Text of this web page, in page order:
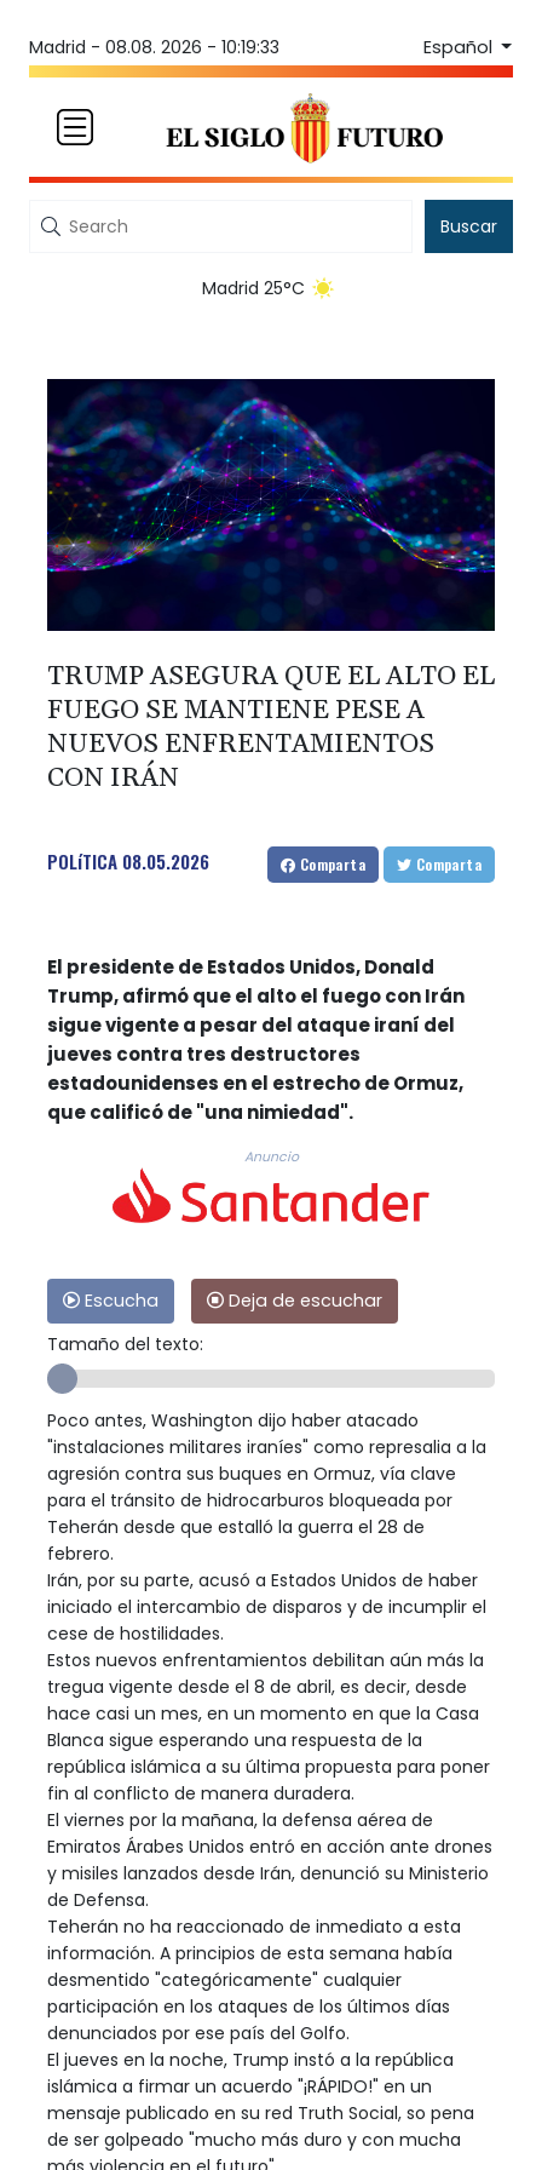
Madrid - 08.08. 2026 - 10:19:33 Español
Buscar
Madrid 25°C
TRUMP ASEGURA QUE EL ALTO EL
FUEGO SE MANTIENE PESE A
NUEVOS ENFRENTAMIENTOS
CON IRÁN
POLíTICA 08.05.2026 Comparta Comparta
El presidente de Estados Unidos, Donald
Trump, afirmó que el alto el fuego con Irán
sigue vigente a pesar del ataque iraní del
jueves contra tres destructores
estadounidenses en el estrecho de Ormuz,
que calificó de "una nimiedad".
Anuncio
Escucha
Deja de escuchar
Tamaño del texto:
Poco antes, Washington dijo haber atacado
"instalaciones militares iraníes" como represalia a la
agresión contra sus buques en Ormuz, vía clave
para el tránsito de hidrocarburos bloqueada por
Teherán desde que estalló la guerra el 28 de
febrero.
Irán, por su parte, acusó a Estados Unidos de haber
iniciado el intercambio de disparos y de incumplir el
cese de hostilidades.
Estos nuevos enfrentamientos debilitan aún más la
tregua vigente desde el 8 de abril, es decir, desde
hace casi un mes, en un momento en que la Casa
Blanca sigue esperando una respuesta de la
república islámica a su última propuesta para poner
fin al conflicto de manera duradera.
El viernes por la mañana, la defensa aérea de
Emiratos Árabes Unidos entró en acción ante drones
y misiles lanzados desde Irán, denunció su Ministerio
de Defensa.
Teherán no ha reaccionado de inmediato a esta
información. A principios de esta semana había
desmentido "categóricamente" cualquier
participación en los ataques de los últimos días
denunciados por ese país del Golfo.
El jueves en la noche, Trump instó a la república
islámica a firmar un acuerdo "¡RÁPIDO!" en un
mensaje publicado en su red Truth Social, so pena
de ser golpeado "mucho más duro y con mucha